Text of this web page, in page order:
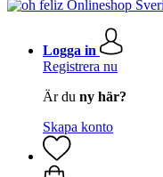
Logga in
Registrera nu
Är du ny här?
Skapa konto